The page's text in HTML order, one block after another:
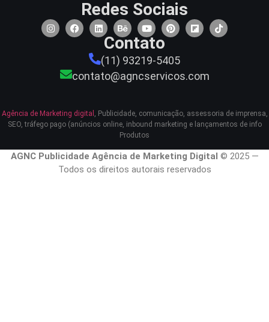
Redes Sociais
Contato
(11) 93219-5405
contato@agncservicos.com
Agência de Marketing digital , Publicidade, comunicação, assessoria de imprensa,
SEO, tráfego pago (anúncios online, inbound marketing e lançamentos de info
Produtos
AGNC Publicidade Agência de Marketing Digital © 2025 —
Todos os direitos autorais reservados